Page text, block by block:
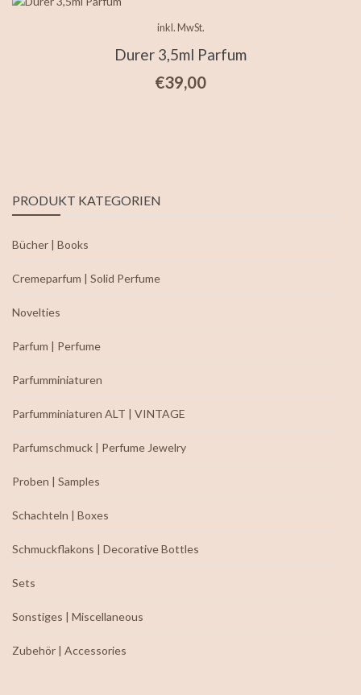
inkl. MwSt.
Durer 3,5ml Parfum
€39,00
PRODUKT KATEGORIEN
Bücher | Books
Cremeparfum | Solid Perfume
Novelties
Parfum | Perfume
Parfumminiaturen
Parfumminiaturen ALT | VINTAGE
Parfumschmuck | Perfume Jewelry
Proben | Samples
Schachteln | Boxes
Schmuckflakons | Decorative Bottles
Sets
Sonstiges | Miscellaneous
Zubehör | Accessories